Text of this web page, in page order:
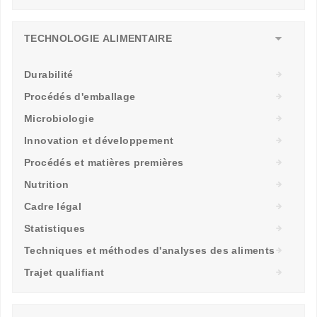
TECHNOLOGIE ALIMENTAIRE
Durabilité
Procédés d'emballage
Microbiologie
Innovation et développement
Procédés et matières premières
Nutrition
Cadre légal
Statistiques
Techniques et méthodes d'analyses des aliments
Trajet qualifiant